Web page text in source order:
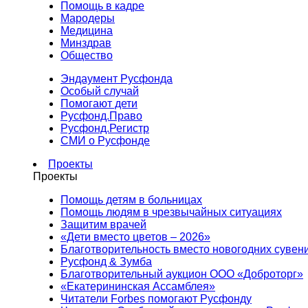
Помощь в кадре
Мародеры
Медицина
Минздрав
Общество
Эндаумент Русфонда
Особый случай
Помогают дети
Русфонд.Право
Русфонд.Регистр
СМИ о Русфонде
Проекты
Проекты
Помощь детям в больницах
Помощь людям в чрезвычайных ситуациях
Защитим врачей
«Дети вместо цветов – 2026»
Благотворительность вместо новогодних
Русфонд & Зумба
Благотворительный аукцион ООО «Доброторг»
«Екатерининская Ассамблея»
Читатели Forbes помогают Русфонду